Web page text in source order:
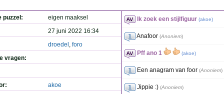
puzzel:
eigen maaksel
27 juni 2022 16:34
droedel , foro
vragen:
akoe
Ik zoek een stijlfiguur (akoe)
Anafoor (Anoniem)
Pff ano 1 (akoe)
Een anagram van foor (Anoniem)
Jippie :) (Anoniem)